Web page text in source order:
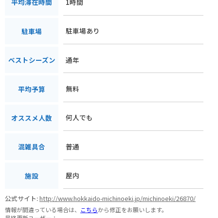
平均滞在時間
駐車場 駐車場あり
ベストシーズン 通年
平均予算 無料
オススメ人数 何人でも
混雑具合 普通
施設 屋内
公式サイト:http://www.hokkaido-michinoeki.jp/michinoeki/26870/
情報が間違っている場合は、 こちらから修正をお願いします。